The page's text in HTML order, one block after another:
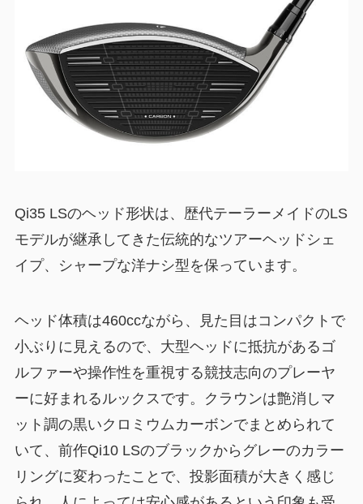
Qi35 LSのヘッド形状は、歴代テーラーメイドのLS
モデルが継承してきた伝統的なツアーヘッドシェ
イプ、シャープな洋ナシ型を保っています。
ヘッド体積は460ccながら、見た目はコンパクトで
小ぶりに見えるので、大型ヘッドに抵抗があるゴ
ルファーや操作性を重視する競技志向のプレーヤ
ーに好まれるルックスです。クラウンは艶消しマ
ット調の黒いクロミウムカーボンでまとめられて
いて、前作Qi10 LSのブラックからグレーのカラー
リングに変わったことで、投影面積が大きく感じ